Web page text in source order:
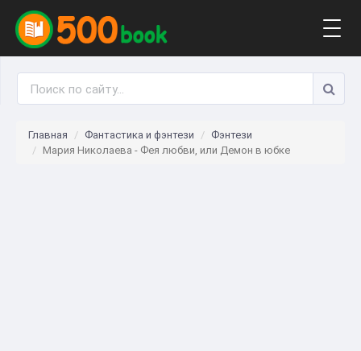
Главная Фантастика и фэнтези
Фэнтези
Мария Николаева - Фея любви, или Демон в юбке